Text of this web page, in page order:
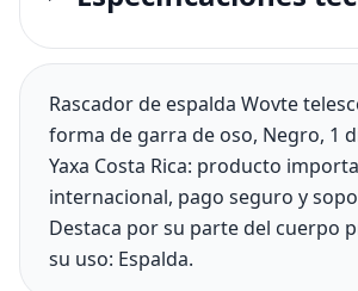
Rascador de espalda Wovte
forma de garra de oso, Negro, 1
Yaxa Costa Rica: producto
internacional, pago seguro y
Destaca por su parte del cuerpo
su uso: Espalda.